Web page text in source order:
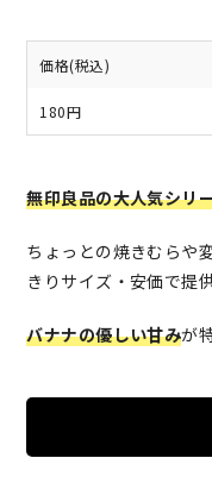
価格(税込)
180円
無印良品の大人気シリ
ちょっとの焼きむらや
きりサイズ・安価で提
バナナの優しい甘みが